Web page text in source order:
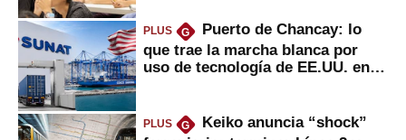
PLUS G
Puerto de Chancay: lo
que trae la marcha blanca por
uso de tecnología de EE.UU. en
PLUS G
Keiko anuncia “shock”